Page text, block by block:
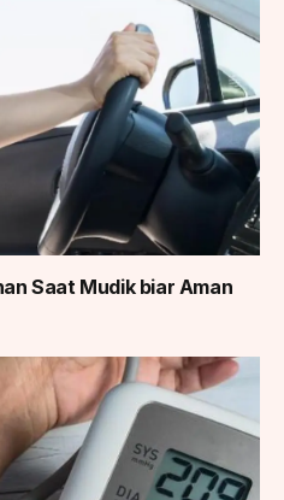
Saat Mudik biar Aman